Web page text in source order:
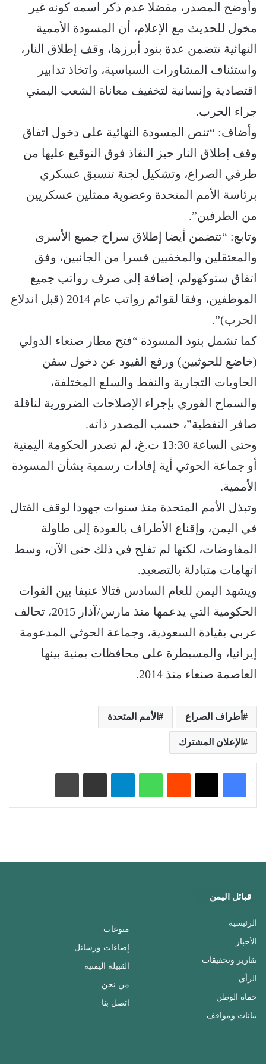
وأوضح المصدر، مفضلا عدم ذكر اسمه كونه غير
مخول للحديث مع الإعلام، أن المسودة الأممية
النهائية تتضمن عدة بنود أبرزها، وقف إطلاق النار،
واستئناف المشاورات السياسية، واتخاذ تدابير
اقتصادية وإنسانية لتخفيف معاناة الشعب اليمني
جراء الحرب.
وأضاف: “تنص المسودة النهائية على دخول اتفاق
وقف إطلاق النار حيز النفاذ فوق التوقيع عليها من
طرفي الصراع، وتشكيل لجنة تنسيق عسكري
برئاسة الأمم المتحدة وعضوية ممثلين عسكريين
من الطرفين”.
وتابع: “تتضمن أيضا إطلاق سراح جميع الأسرى
والمعتقلين والمخفيين قسرا من الجانبين، وفق
اتفاق ستوكهولم، إضافة إلى صرف رواتب جميع
الموظفين، وفقا لقوائم رواتب عام 2014 (قبل اندلاع
الحرب)”.
كما تشمل بنود المسودة “فتح مطار صنعاء الدولي
(خاضع للحوثيين) ورفع القيود عن دخول سفن
الحاويات التجارية والنفط والسلع المختلفة،
والسماح الفوري بإجراء الإصلاحات الضرورية لناقلة
صافر النفطية”، حسب المصدر ذاته.
وحتى الساعة 13:30 ت.غ، لم تصدر الحكومة اليمنية
أو جماعة الحوثي أية إفادات رسمية بشأن المسودة
الأممية.
وتبذل الأمم المتحدة منذ سنوات جهودا لوقف القتال
في اليمن، وإقناع الأطراف بالعودة إلى طاولة
المفاوضات، لكنها لم تفلح في ذلك حتى الآن، وسط
اتهامات متبادلة بالتصعيد.
ويشهد اليمن للعام السادس قتالا عنيفا بين القوات
الحكومية التي يدعمها منذ مارس/آذار 2015، تحالف
عربي بقيادة السعودية، وجماعة الحوثي المدعومة
إيرانيا، والمسيطرة على محافظات يمنية بينها
العاصمة صنعاء منذ 2014.
أطراف الصراع الأمم المتحدة
الإعلان المشترك
واتساب تيلقرام
قبائل اليمن
الرئيسية
الأخبار
تقارير وتحقيقات
الرأي
حماة الوطن
بيانات ومواقف
منوعات
إضاءات ورسائل
القبيلة اليمنية
من نحن
اتصل بنا